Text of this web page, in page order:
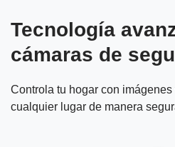
Tecnología
cámaras de
Controla tu hogar con
cualquier lugar de manera